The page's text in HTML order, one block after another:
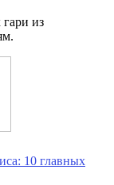
гари из
10 главных